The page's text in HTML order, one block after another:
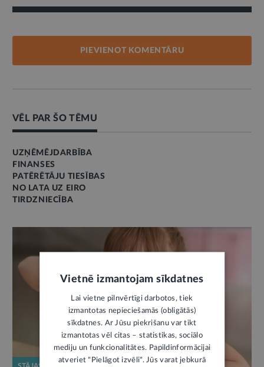
PIEVIENOT KOMENTĀRU
VĒL PAR ŠO TĒMU
UZŅĒMĒJDARBĪBA
FINANSES
PATĒRĒTĀJU TIESĪBAS
NO LATA UZ EIRO
TIRDZNIECĪBA
Vietnē izmantojam sīkdatnes
Lai vietne pilnvērtīgi darbotos, tiek
izmantotas nepieciešamās (obligātās)
sīkdatnes. Ar Jūsu piekrišanu var tikt
izmantotas vēl citas – statistikas, sociālo
mediju un funkcionalitātes. Papildinformācijai
atveriet "Pielāgot izvēli". Jūs varat jebkurā